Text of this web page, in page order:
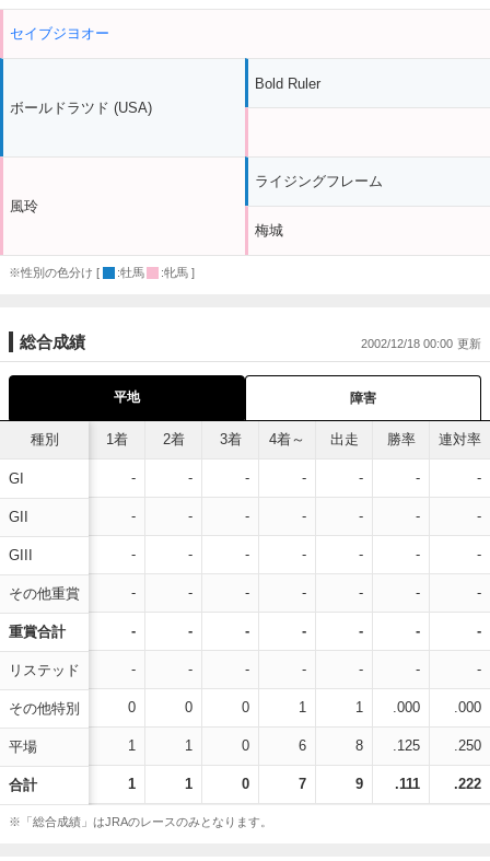
セイブジヨオー
ボールドラツド (USA)
風玲
Bold Ruler
ライジングフレーム
梅城
※性別の色分け [ :牡馬 :牝馬 ]
総合成績 2002/12/18 00:00
平地 障害
種別
GI
GII
GIII
その他重賞
重賞合計
リステッド
その他特別
平場
合計
1着 2着 3着 4着～ 出走 勝率 連対率
- - - - - - -
- - - - - - -
- - - - - - -
- - - - - - -
- - - - - - -
- - - - - - -
0 0 0 1 1 .000 .000
1 1 0 6 8 .125 .250
1 1 0 7 9 .111 .222
※「総合成績」はJRAのレースのみとなります。